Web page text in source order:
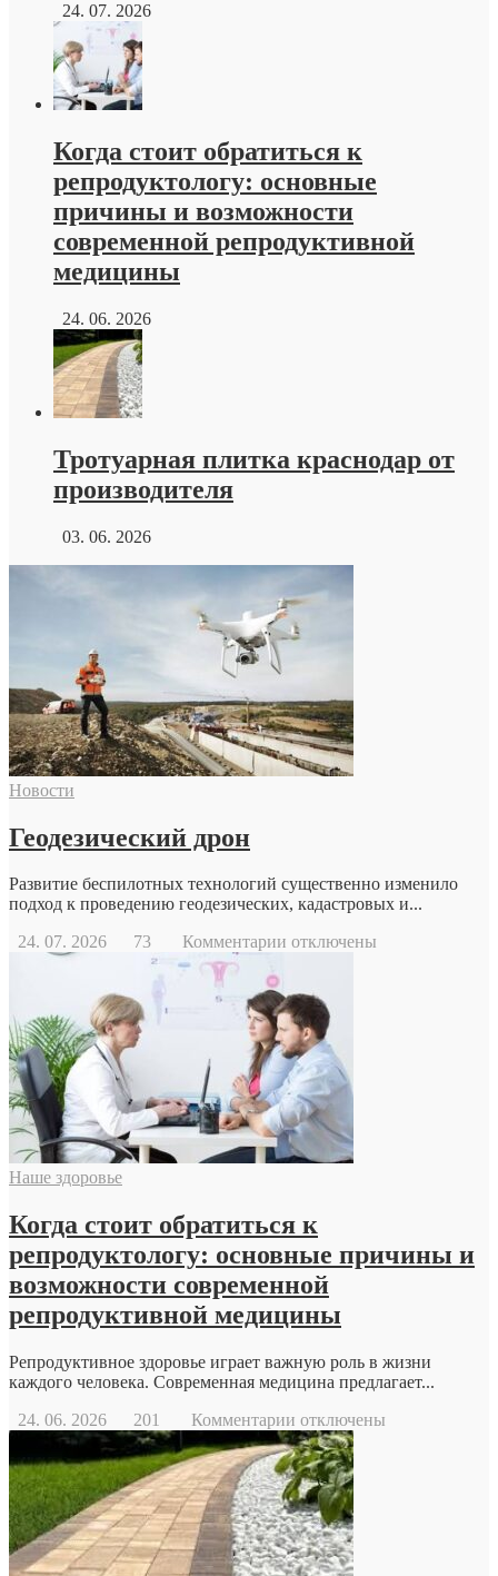
24. 07. 2026
Когда стоит обратиться к
репродуктологу: основные
причины и возможности
современной репродуктивной
медицины
24. 06. 2026
Тротуарная плитка краснодар от
производителя
03. 06. 2026
Новости
Геодезический дрон
Развитие беспилотных технологий существенно изменило
подход к проведению геодезических, кадастровых и...
24. 07. 2026
73 Комментарии к
дрон
отключены
Наше здоровье
Когда стоит обратиться к
репродуктологу: основные причины и
возможности современной
репродуктивной медицины
Репродуктивное здоровье играет важную роль в жизни
каждого человека. Современная медицина предлагает...
24. 06. 2026
201 Комментарии к
записи
Когда
стоит
обратиться
к
репродуктологу:
основные
отключены